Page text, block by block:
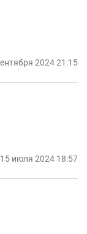
2024 21:15
15 июля 2024 18:57